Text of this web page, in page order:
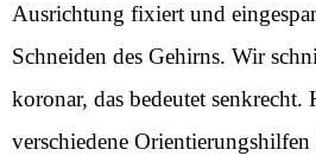
Ausrichtung fixiert und
Schneiden des Gehirns. Wir
koronar, das bedeutet senkrecht.
verschiedene